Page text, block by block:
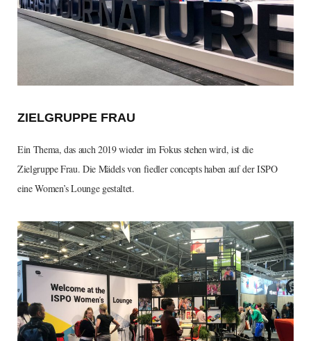
ZIELGRUPPE FRAU
Ein Thema, das auch 2019 wieder im Fokus stehen wird, ist die
Zielgruppe Frau. Die Mädels von fiedler concepts haben auf der ISPO
eine Women’s Lounge gestaltet.